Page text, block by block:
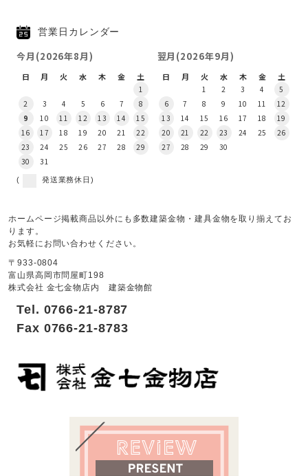
営業日カレンダー
今月(2026年8月)
日 月 火 水 木 金 土
1
2
3 4 5 6 7
8
9
10 11 12 13 14
15
16
17 18 19 20 21
22
23
24 25 26 27 28
29
30
31
翌月(2026年9月)
日 月 火 水 木 金 土
1 2 3 4
5
6
7 8 9 10 11
12
13
14 15 16 17 18
19
20
21 22 23 24 25
26
27
28 29 30
( 発送業務休日)
ホームページ掲載商品以外にも多数建築金物・建具金物を取り揃えてお
ります。
お気軽にお問い合わせください。
〒933-0804
富山県高岡市問屋町198
株式会社 金七金物店内 建築金物館
Tel. 0766-21-8787
Fax 0766-21-8783